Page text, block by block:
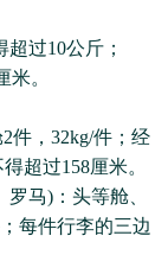
过10公斤；
。
，32kg/件；经
超过158厘米。
马)：头等舱、
每件行李的三边